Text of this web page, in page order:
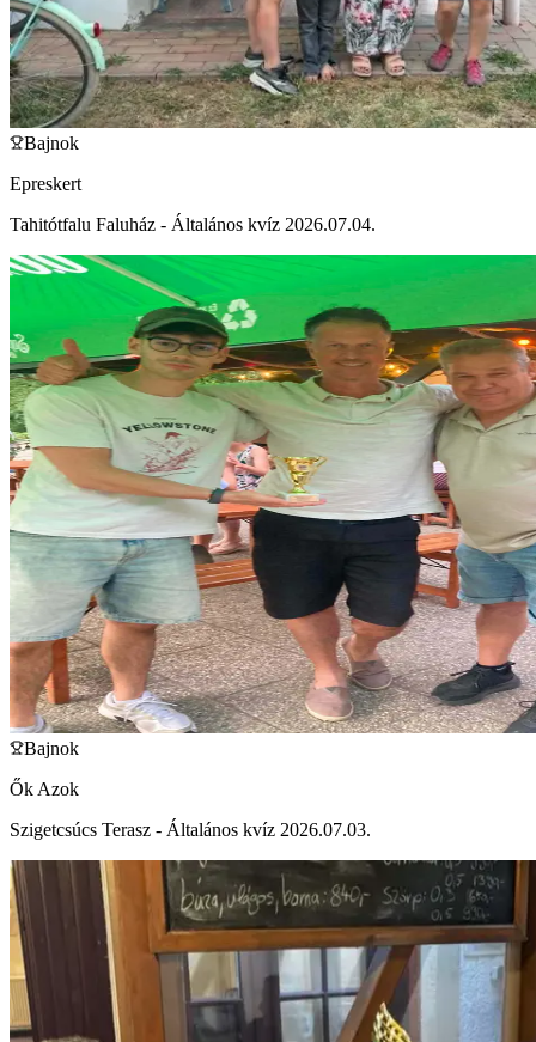
Bajnok
Epreskert
Tahitótfalu Faluház - Általános kvíz 2026.07.04.
Bajnok
Ők Azok
Szigetcsúcs Terasz - Általános kvíz 2026.07.03.